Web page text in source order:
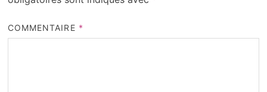
COMMENTAIRE *